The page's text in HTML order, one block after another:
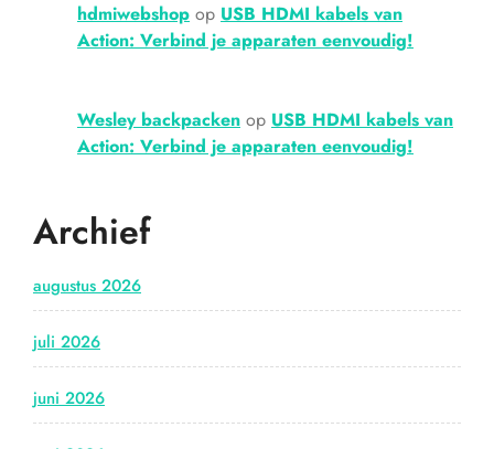
hdmiwebshop op USB HDMI kabels van
Action: Verbind je apparaten eenvoudig!
Wesley backpacken op USB HDMI kabels van
Action: Verbind je apparaten eenvoudig!
Archief
augustus 2026
juli 2026
juni 2026